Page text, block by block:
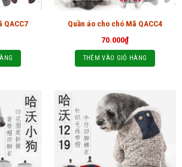
QACC7
Quần áo cho chó Mã QACC4
70.000₫
THÊM VÀO GIỎ HÀNG